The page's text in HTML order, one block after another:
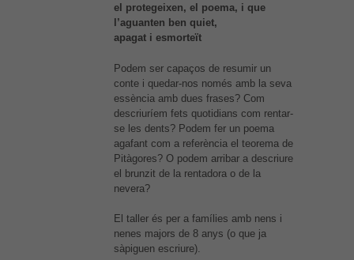
el protegeixen, el poema, i que
l’aguanten ben quiet,
apagat i esmorteït
Podem ser capaços de resumir un
conte i quedar-nos només amb la seva
essència amb dues frases? Com
descriuríem fets quotidians com rentar-
se les dents? Podem fer un poema
agafant com a referència el teorema de
Pitàgores? O podem arribar a descriure
el brunzit de la rentadora o de la
nevera?
El taller és per a famílies amb nens i
nenes majors de 8 anys (o que ja
sàpiguen escriure).